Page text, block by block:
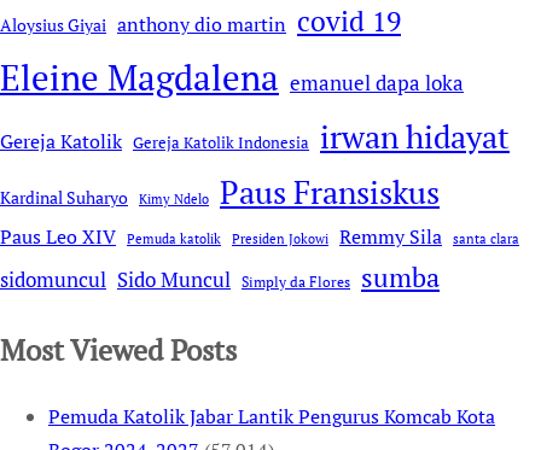
Aloysius Giyai anthony dio martin covid 19
Eleine Magdalena emanuel dapa loka
Gereja Katolik Gereja Katolik Indonesia irwan hidayat
Kardinal Suharyo Kimy Ndelo Paus Fransiskus
Paus Leo XIV Pemuda katolik Presiden Jokowi Remmy Sila santa clara
sidomuncul Sido Muncul Simply da Flores sumba
Most Viewed Posts
Pemuda Katolik Jabar Lantik Pengurus Komcab Kota